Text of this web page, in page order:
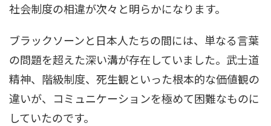
社会制度の相違が次々と明らかになります。
ブラックソーンと日本人たちの間には、単なる言葉
の問題を超えた深い溝が存在していました。武士道
精神、階級制度、死生観といった根本的な価値観の
違いが、コミュニケーションを極めて困難なものに
していたのです。